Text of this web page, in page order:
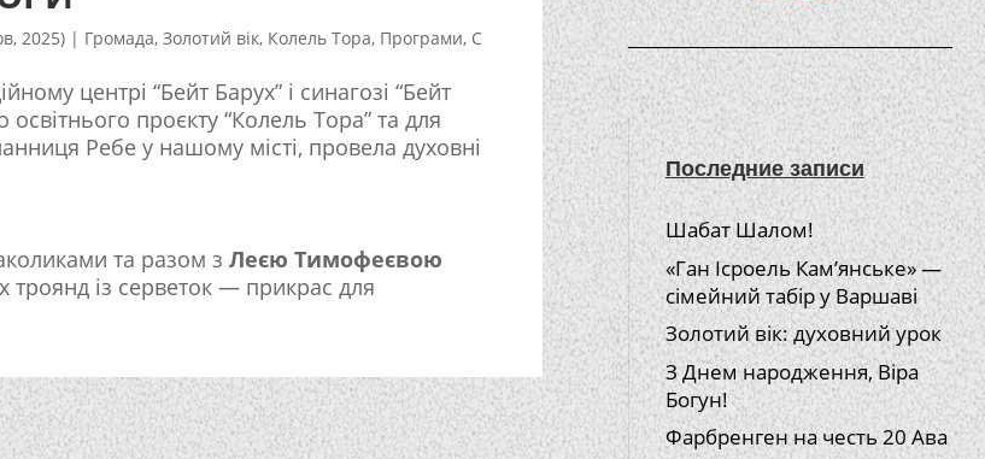
2025)| Громада, Золотий вік, Колель Тора, Програми, С
центрі “Бейт Барух” і синагозі “Бейт
проєкту “Колель Тора” та для
Ребе у нашому місті, провела духовні
та разом з Леєю Тимофеєвою
троянд із серветок — прикрас для
Последние записи
Шабат Шалом!
«Ган Ісроель Кам’янське» —
сімейний табір у Варшаві
Золотий вік: духовний урок
З Днем народження, Віра
Богун!
Фарбренген на честь 20 Ава